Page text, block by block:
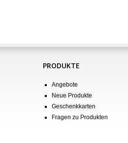
PRODUKTE
Angebote
Neue Produkte
Geschenkkarten
Fragen zu Produkten